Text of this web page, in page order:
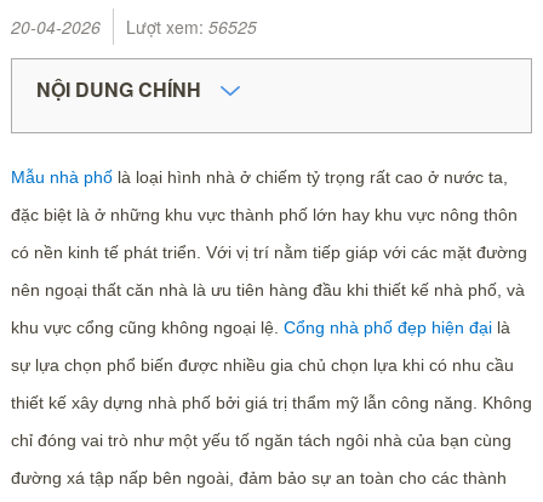
20-04-2026 Lượt xem: 56525
NỘI DUNG CHÍNH
Mẫu nhà phốlà loại hình nhà ở chiếm tỷ trọng rất cao ở nước ta,
đặc biệt là ở những khu vực thành phố lớn hay khu vực nông thôn
có nền kinh tế phát triển. Với vị trí nằm tiếp giáp với các mặt đường
nên ngoại thất căn nhà là ưu tiên hàng đầu khi thiết kế nhà phố, và
khu vực cổng cũng không ngoại lệ. Cổng nhà phố đẹp hiện đạilà
sự lựa chọn phổ biến được nhiều gia chủ chọn lựa khi có nhu cầu
thiết kế xây dựng nhà phố bởi giá trị thẩm mỹ lẫn công năng. Không
chỉ đóng vai trò như một yếu tố ngăn tách ngôi nhà của bạn cùng
đường xá tập nấp bên ngoài, đảm bảo sự an toàn cho các thành